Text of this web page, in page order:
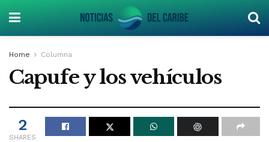
Home Columna
Capufe y los vehículos
2
SHARES